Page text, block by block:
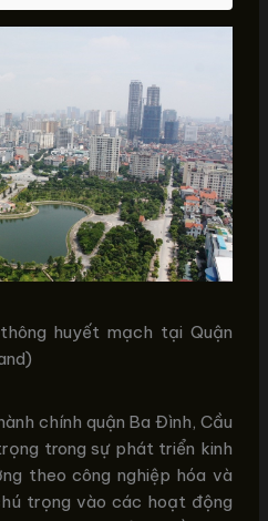
huyết mạch tại Quận
chính quận Ba Đình, Cầu
trong sự phát triển kinh
theo công nghiệp hóa và
trọng vào các hoạt động